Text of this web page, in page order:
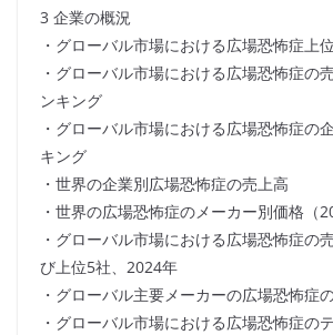
3 企業の概況
・グローバル市場における広場恐怖症上
・グローバル市場における広場恐怖症の
ンキング
・グローバル市場における広場恐怖症の
キング
・世界の企業別広場恐怖症の売上高
・世界の広場恐怖症のメーカー別価格（
・グローバル市場における広場恐怖症の
び上位5社、2024年
・グローバル主要メーカーの広場恐怖症
・グローバル市場における広場恐怖症の